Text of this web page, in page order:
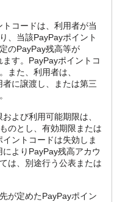
コードは、利用者が当
、当該PayPayポイント
のPayPay残高等が
す。PayPayポイントコ
また、利用者は、
に譲渡し、または第三
よび利用可能期限は、
のとし、有効期限または
ントコードは失効しま
よりPayPay残高アカウ
は、別途行う公表または
が定めたPayPayポイン